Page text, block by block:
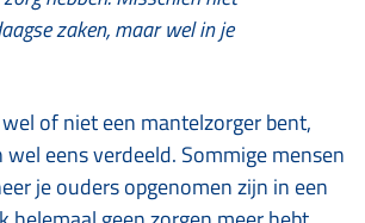
zaken, maar wel in je
of niet een mantelzorger bent,
eens verdeeld. Sommige mensen
je ouders opgenomen zijn in een